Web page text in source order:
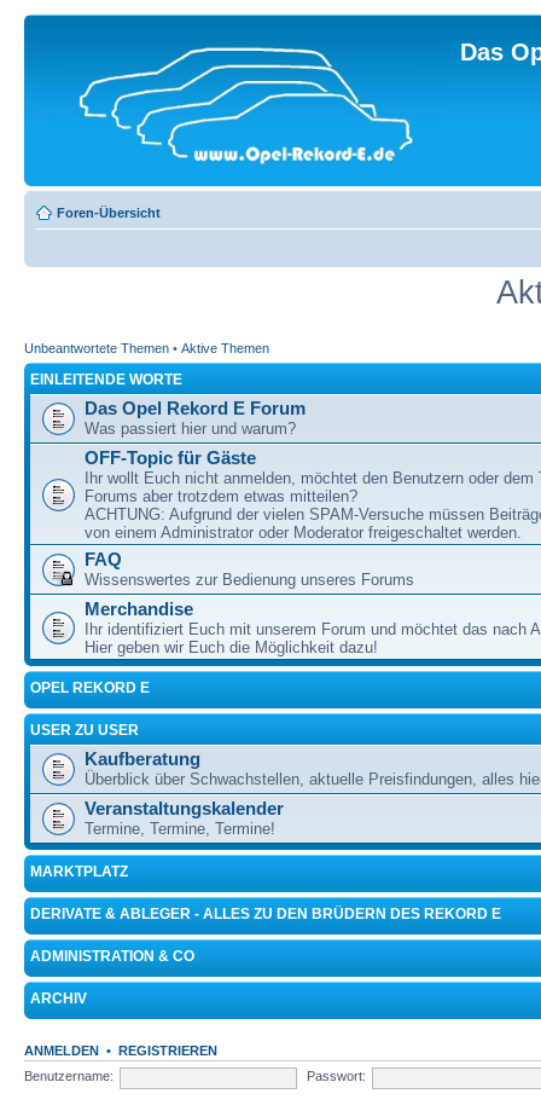
Das
Foren-Übersicht
Unbeantwortete Themen • Aktive Themen
EINLEITENDE WORTE
Das Opel Rekord E Forum
Was passiert hier und warum?
OFF-Topic für Gäste
Ihr wollt Euch nicht anmelden, möchtet den Benutzern oder dem
Forums aber trotzdem etwas mitteilen?
ACHTUNG: Aufgrund der vielen SPAM-Versuche müssen
von einem Administrator oder Moderator freigeschaltet werden.
FAQ
Wissenswertes zur Bedienung unseres Forums
Merchandise
Ihr identifiziert Euch mit unserem Forum und möchtet das nach
Hier geben wir Euch die Möglichkeit dazu!
OPEL REKORD E
USER ZU USER
Kaufberatung
Überblick über Schwachstellen, aktuelle Preisfindungen, alles
Veranstaltungskalender
Termine, Termine, Termine!
MARKTPLATZ
DERIVATE & ABLEGER - ALLES ZU DEN BRÜDERN DES REKORD E
ADMINISTRATION & CO
ARCHIV
ANMELDEN • REGISTRIEREN
Benutzername:
Passwort: